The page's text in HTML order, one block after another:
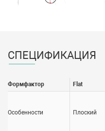
СПЕЦИФИКАЦИЯ
Формфактор Flat
Особенности Плоский